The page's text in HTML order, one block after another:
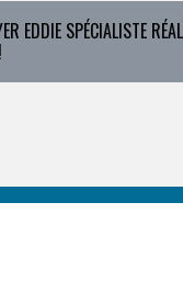
EDDIE SPÉCIALISTE